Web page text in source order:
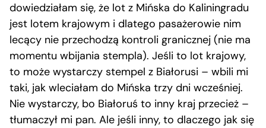
dowiedziałam się, że lot z Mińska do Kaliningradu
jest lotem krajowym i dlatego pasażerowie nim
lecący nie przechodzą kontroli granicznej (nie ma
momentu wbijania stempla). Jeśli to lot krajowy,
to może wystarczy stempel z Białorusi – wbili mi
taki, jak wleciałam do Mińska trzy dni wcześniej.
Nie wystarczy, bo Białoruś to inny kraj przecież –
tłumaczył mi pan. Ale jeśli inny, to dlaczego jak się